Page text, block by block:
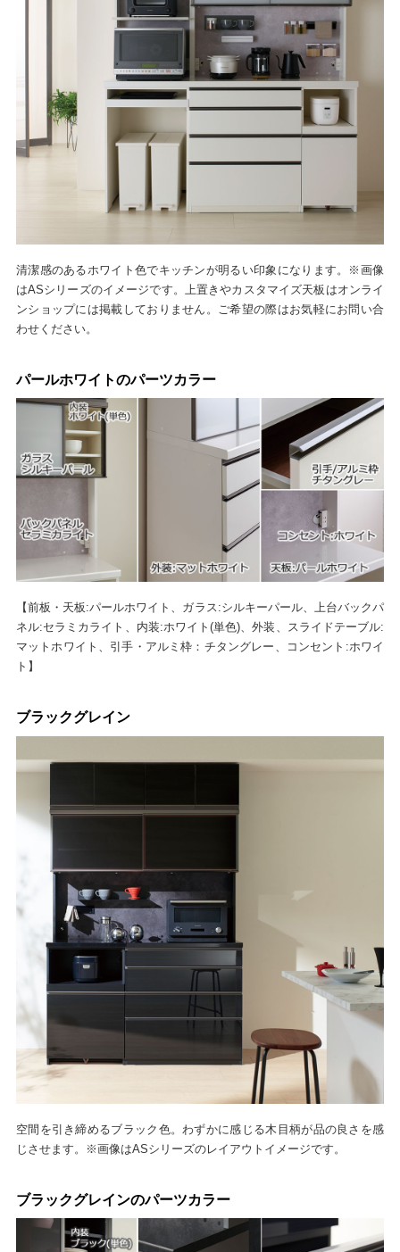
清潔感のあるホワイト色でキッチンが明るい印象になります。※画像
はASシリーズのイメージです。上置きやカスタマイズ天板はオンライ
ンショップには掲載しておりません。ご希望の際はお気軽にお問い合
わせください。
パールホワイトのパーツカラー
【前板・天板:パールホワイト、ガラス:シルキーパール、上台バックパ
ネル:セラミカライト、内装:ホワイト(単色)、外装、スライドテーブル:
マットホワイト、引手・アルミ枠：チタングレー、コンセント:ホワイ
ト】
ブラックグレイン
空間を引き締めるブラック色。わずかに感じる木目柄が品の良さを感
じさせます。※画像はASシリーズのレイアウトイメージです。
ブラックグレインのパーツカラー